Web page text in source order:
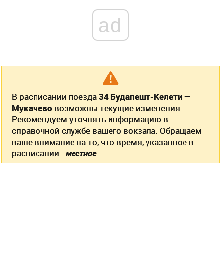
ad
В расписании поезда34 Будапешт-Келети —
Мукачево возможны текущие изменения.
Рекомендуем уточнять информацию в
справочной службе вашего вокзала. Обращаем
ваше внимание на то, что время, указанное в
расписании -местное.